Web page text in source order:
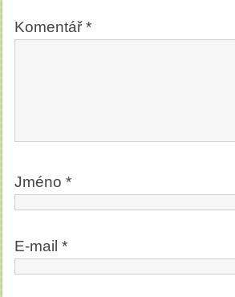
Komentář*
Jméno *
E-mail *